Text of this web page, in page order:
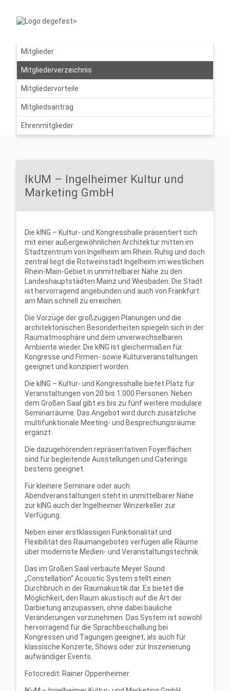
Mitglieder
Mitgliederverzeichnis
Mitgliedervorteile
Mitgliedsantrag
Ehrenmitglieder
IkUM – Ingelheimer Kultur und
Marketing GmbH
Die kING – Kultur- und Kongresshalle präsentiert sich
mit einer außergewöhnlichen Architektur mitten im
Stadtzentrum von Ingelheim am Rhein. Ruhig und doch
zentral liegt die Rotweinstadt Ingelheim im westlichen
Rhein-Main-Gebiet in unmittelbarer Nähe zu den
Landeshauptstädten Mainz und Wiesbaden. Die Stadt
ist hervorragend angebunden und auch von Frankfurt
am Main schnell zu erreichen.
Die Vorzüge der großzügigen Planungen und die
architektonischen Besonderheiten spiegeln sich in der
Raumatmosphäre und dem unverwechselbaren
Ambiente wieder. Die kING ist gleichermaßen für
Kongresse und Firmen- sowie Kulturveranstaltungen
geeignet und konzipiert worden.
Die kING – Kultur- und Kongresshalle bietet Platz für
Veranstaltungen von 20 bis 1.000 Personen. Neben
dem Großen Saal gibt es bis zu fünf weitere modulare
Seminarräume. Das Angebot wird durch zusätzliche
multifunktionale Meeting- und Besprechungsräume
ergänzt.
Die dazugehörenden repräsentativen Foyerflächen
sind für begleitende Ausstellungen und Caterings
bestens geeignet.
Für kleinere Seminare oder auch
Abendveranstaltungen steht in unmittelbarer Nähe
zur kING auch der Ingelheimer Winzerkeller zur
Verfügung.
Neben einer erstklassigen Funktionalität und
Flexibilität des Raumangebotes verfügen alle Räume
über modernste Medien- und Veranstaltungstechnik.
Das im Großen Saal verbaute Meyer Sound
„Constellation“ Acoustic System stellt einen
Durchbruch in der Raumakustik dar. Es bietet die
Möglichkeit, den Raum akustisch auf die Art der
Darbietung anzupassen, ohne dabei bauliche
Veränderungen vorzunehmen. Das System ist sowohl
hervorragend für die Sprachbeschallung bei
Kongressen und Tagungen geeignet, als auch für
klassische Konzerte, Shows oder zur Inszenierung
aufwändiger Events.
Fotocredit: Rainer Oppenheimer